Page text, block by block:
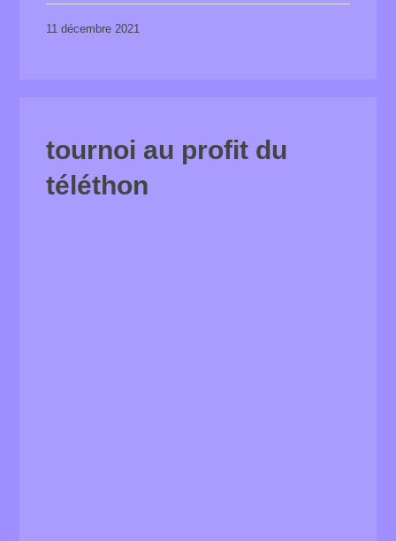
11 décembre 2021
tournoi au profit du
téléthon